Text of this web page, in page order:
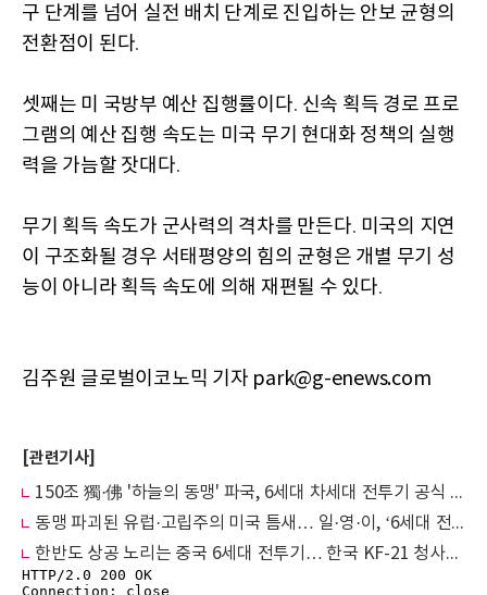
구 단계를 넘어 실전 배치 단계로 진입하는 안보 균형의
전환점이 된다.
셋째는 미 국방부 예산 집행률이다. 신속 획득 경로 프로
그램의 예산 집행 속도는 미국 무기 현대화 정책의 실행
력을 가늠할 잣대다.
무기 획득 속도가 군사력의 격차를 만든다. 미국의 지연
이 구조화될 경우 서태평양의 힘의 균형은 개별 무기 성
능이 아니라 획득 속도에 의해 재편될 수 있다.
김주원 글로벌이코노믹 기자 park@g-enews.com
[관련기사]
150조 獨·佛 '하늘의 동맹' 파국, 6세대 차세대 전투기 공식 해체됐다
동맹 파괴된 유럽·고립주의 미국 틈새… 일·영·이, ‘6세대 전투기’ 표준 경쟁 촉발
한반도 상공 노리는 중국 6세대 전투기… 한국 KF-21 청사진 수정 압박 커진다